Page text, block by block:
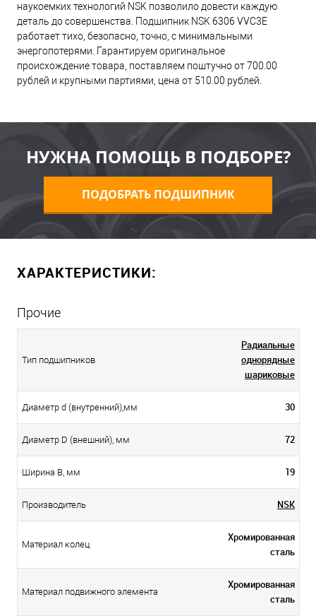
наукоемких технологий NSK позволило довести каждую
деталь до совершенства. Подшипник NSK 6306 VVC3E
работает тихо, безопасно, точно, с минимальными
энергопотерями. Гарантируем оригинальное
происхождение товара, поставляем поштучно от 700.00
рублей и крупными партиями, цена от 510.00 рублей.
НУЖНА ПОМОЩЬ В ПОДБОРЕ?
ПОДОБРАТЬ ПОДШИПНИК
ХАРАКТЕРИСТИКИ:
Прочие
Тип подшипников
Радиальные
однорядные
шариковые
Диаметр d (внутренний),мм 30
Диаметр D (внешний), мм 72
Ширина B, мм 19
Производитель NSK
Материал колец
Хромированная
сталь
Материал подвижного элемента
Хромированная
сталь